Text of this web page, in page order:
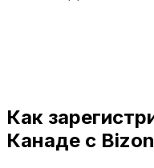
Как
Канаде с